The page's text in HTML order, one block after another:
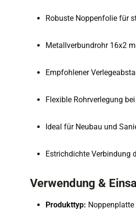
Robuste Noppenfolie für
Metallverbundrohr 16x2
Empfohlener
Flexible Rohrverlegung
Ideal für Neubau und
Estrichdichte Verbindung
Verwendung &
Produkttyp: